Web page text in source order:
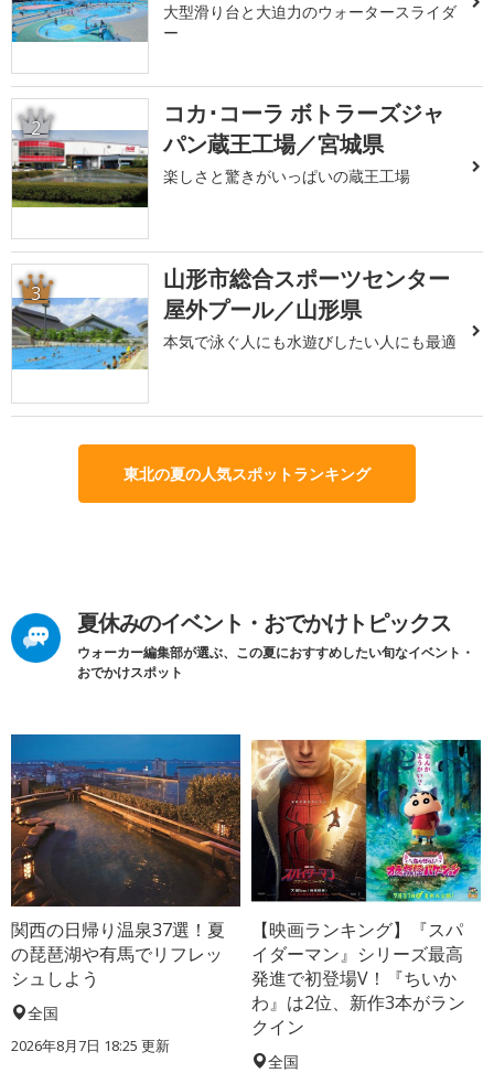
大型滑り台と大迫力のウォータースライダ
ー
2
コカ･コーラ ボトラーズジャ
パン蔵王工場／宮城県
楽しさと驚きがいっぱいの蔵王工場
3
山形市総合スポーツセンター
屋外プール／山形県
本気で泳ぐ人にも水遊びしたい人にも最適
東北の夏の人気スポットランキング
夏休みのイベント・おでかけトピックス
ウォーカー編集部が選ぶ、この夏におすすめしたい旬なイベント・
おでかけスポット
関西の日帰り温泉37選！夏
の琵琶湖や有馬でリフレッ
シュしよう
全国
2026年8月7日 18:25 更新
【映画ランキング】『スパ
イダーマン』シリーズ最高
発進で初登場V！『ちいか
わ』は2位、新作3本がラン
クイン
全国